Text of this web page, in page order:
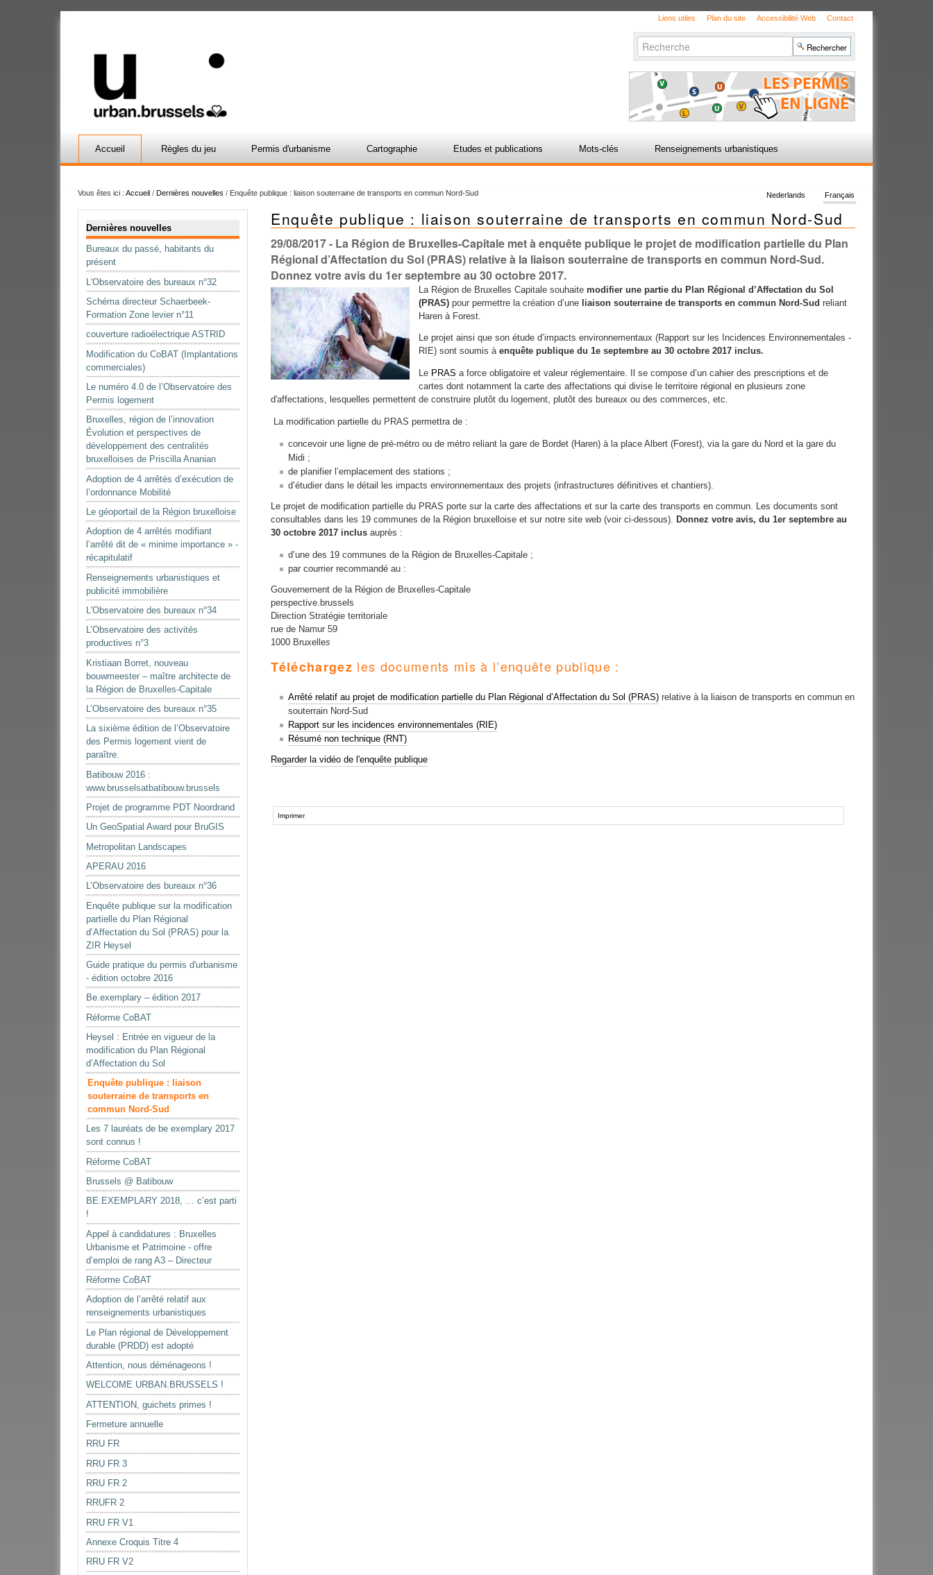
Liens utiles Plan du site Accessibilité Web Contact
Chercher par
avancée…
Accueil Règles du jeu Permis d'urbanisme Cartographie Etudes et publications Mots-clés Renseignements urbanistiques
Vous êtes ici : Accueil / Dernières nouvelles / Enquête publique : liaison souterraine de transports en commun Nord-Sud Français
Nederlands
Dernières nouvelles
Bureaux du passé, habitants du
présent
L'Observatoire des bureaux n°32
Schéma directeur Schaerbeek-
Formation Zone levier n°11
couverture radioélectrique ASTRID
Modification du CoBAT (Implantations
commerciales)
Le numéro 4.0 de l’Observatoire des
Permis logement
Bruxelles, région de l’innovation
Évolution et perspectives de
développement des centralités
bruxelloises de Priscilla Ananian
Adoption de 4 arrêtés d’exécution de
l’ordonnance Mobilité
Le géoportail de la Région bruxelloise
Adoption de 4 arrêtés modifiant
l’arrêté dit de « minime importance » -
récapitulatif
Renseignements urbanistiques et
publicité immobilière
L'Observatoire des bureaux n°34
L’Observatoire des activités
productives n°3
Kristiaan Borret, nouveau
bouwmeester – maître architecte de
la Région de Bruxelles-Capitale
L’Observatoire des bureaux n°35
La sixième édition de l’Observatoire
des Permis logement vient de
paraître.
Batibouw 2016 :
www.brusselsatbatibouw.brussels
Projet de programme PDT Noordrand
Un GeoSpatial Award pour BruGIS
Metropolitan Landscapes
APERAU 2016
L’Observatoire des bureaux n°36
Enquête publique sur la modification
partielle du Plan Régional
d’Affectation du Sol (PRAS) pour la
ZIR Heysel
Guide pratique du permis d'urbanisme
- édition octobre 2016
Be.exemplary – édition 2017
Réforme CoBAT
Heysel : Entrée en vigueur de la
modification du Plan Régional
d’Affectation du Sol
Enquête publique : liaison
souterraine de transports en
commun Nord-Sud
Les 7 lauréats de be exemplary 2017
sont connus !
Réforme CoBAT
Brussels @ Batibouw
BE.EXEMPLARY 2018, … c’est parti
!
Appel à candidatures : Bruxelles
Urbanisme et Patrimoine - offre
d’emploi de rang A3 – Directeur
Réforme CoBAT
Adoption de l’arrêté relatif aux
renseignements urbanistiques
Le Plan régional de Développement
durable (PRDD) est adopté
Attention, nous déménageons !
WELCOME URBAN.BRUSSELS !
ATTENTION, guichets primes !
Fermeture annuelle
RRU FR
RRU FR 3
RRU FR 2
RRUFR 2
RRU FR V1
Annexe Croquis Titre 4
RRU FR V2
Enquête publique : liaison souterraine de transports en commun Nord-Sud
29/08/2017- La Région de Bruxelles-Capitale met à enquête publique le projet de modification partielle du Plan
Régional d’Affectation du Sol (PRAS) relative à la liaison souterraine de transports en commun Nord-Sud.
Donnez votre avis du 1er septembre au 30 octobre 2017.
La Région de Bruxelles Capitale souhaite modifier une partie du Plan Régional d’Affectation du Sol
(PRAS)pour permettre la création d’une liaison souterraine de transports en commun Nord-Sud reliant
Haren à Forest.
Le projet ainsi que son étude d’impacts environnementaux (Rapport sur les Incidences Environnementales -
RIE) sont soumis à enquête publique du 1e septembre au 30 octobre 2017 inclus.
Le PRAS a force obligatoire et valeur réglementaire. Il se compose d’un cahier des prescriptions et de
cartes dont notamment la carte des affectations qui divise le territoire régional en plusieurs zone
d'affectations, lesquelles permettent de construire plutôt du logement, plutôt des bureaux ou des commerces, etc.
La modification partielle du PRAS permettra de :
concevoir une ligne de pré-métro ou de métro reliant la gare de Bordet (Haren) à la place Albert (Forest), via la gare du Nord et la gare du
Midi ;
de planifier l’emplacement des stations ;
d’étudier dans le détail les impacts environnementaux des projets (infrastructures définitives et chantiers).
Le projet de modification partielle du PRAS porte sur la carte des affectations et sur la carte des transports en commun. Les documents sont
consultables dans les 19 communes de la Région bruxelloise et sur notre site web (voir ci-dessous).Donnez votre avis, du 1er septembre au
30 octobre 2017 inclus auprès :
d’une des 19 communes de la Région de Bruxelles-Capitale ;
par courrier recommandé au :
Gouvernement de la Région de Bruxelles-Capitale
perspective.brussels
Direction Stratégie territoriale
rue de Namur 59
1000 Bruxelles
Téléchargez les documents mis à l’enquête publique :
Arrêté relatif au projet de modification partielle du Plan Régional d’Affectation du Sol (PRAS) relative à la liaison de transports en commun en
souterrain Nord-Sud
Rapport sur les incidences environnementales (RIE)
Résumé non technique (RNT)
Regarder la vidéo de l'enquête publique
surImprimer